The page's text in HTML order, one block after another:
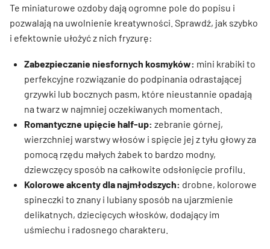
Te miniaturowe ozdoby dają ogromne pole do popisu i
pozwalają na uwolnienie kreatywności. Sprawdź, jak szybko
i efektownie ułożyć z nich fryzurę:
Zabezpieczanie niesfornych kosmyków: mini krabiki to
perfekcyjne rozwiązanie do podpinania odrastającej
grzywki lub bocznych pasm, które nieustannie opadają
na twarz w najmniej oczekiwanych momentach.
Romantyczne upięcie half-up: zebranie górnej,
wierzchniej warstwy włosów i spięcie jej z tyłu głowy za
pomocą rzędu małych żabek to bardzo modny,
dziewczęcy sposób na całkowite odsłonięcie profilu.
Kolorowe akcenty dla najmłodszych: drobne, kolorowe
spineczki to znany i lubiany sposób na ujarzmienie
delikatnych, dziecięcych włosków, dodający im
uśmiechu i radosnego charakteru.